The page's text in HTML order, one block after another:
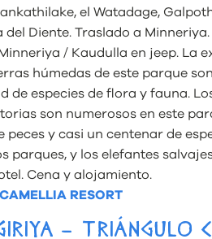
el Watadage,
del Diente. Traslado a
/ Kaudulla en jeep. La
húmedas de este parque
de especies de flora y fauna.
son numerosos en este
peces y casi un centenar de
parques, y los elefantes
Cena y alojamiento.
CAMELLIA RESORT
– TRIÁNGULO